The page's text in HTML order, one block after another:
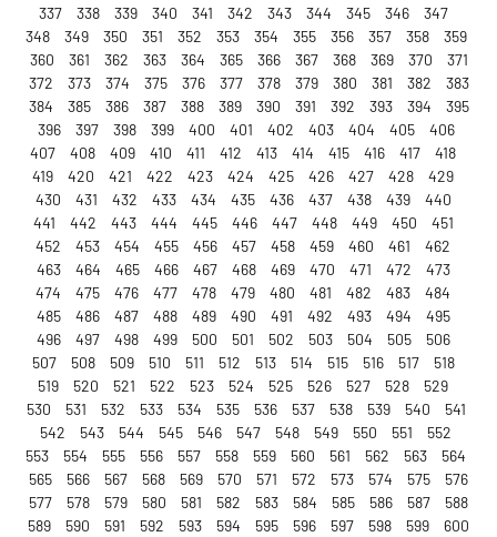
337
338 339 340 341 342 343 344 345 346
347
348
349 350 351 352 353 354 355 356 357 358
359
360
361 362 363 364 365 366 367 368 369 370
371
372
373 374 375 376 377 378 379 380 381 382
383
384
385 386 387 388 389 390 391 392 393 394
395
396
397 398 399 400 401 402 403 404 405
406
407
408 409 410 411 412 413 414 415 416 417
418
419
420 421 422 423 424 425 426 427 428
429
430
431 432 433 434 435 436 437 438 439
440
441
442 443 444 445 446 447 448 449 450
451
452
453 454 455 456 457 458 459 460 461
462
463
464 465 466 467 468 469 470 471 472
473
474
475 476 477 478 479 480 481 482 483
484
485
486 487 488 489 490 491 492 493 494
495
496
497 498 499 500 501 502 503 504 505
506
507
508 509 510 511 512 513 514 515 516 517
518
519
520 521 522 523 524 525 526 527 528
529
530
531 532 533 534 535 536 537 538 539 540
541
542
543 544 545 546 547 548 549 550 551
552
553
554 555 556 557 558 559 560 561 562 563
564
565
566 567 568 569 570 571 572 573 574 575
576
577
578 579 580 581 582 583 584 585 586 587
588
589
590 591 592 593 594 595 596 597 598 599
600